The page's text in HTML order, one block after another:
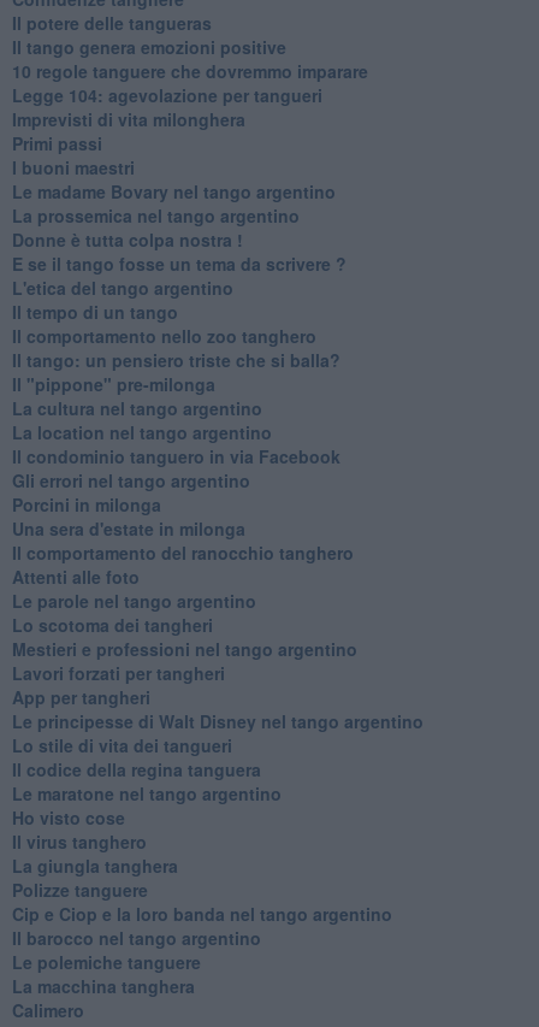
Il potere delle tangueras
Il tango genera emozioni positive
10 regole tanguere che dovremmo imparare
Legge 104: agevolazione per tangueri
Imprevisti di vita milonghera
Primi passi
I buoni maestri
Le madame Bovary nel tango argentino
La prossemica nel tango argentino
Donne è tutta colpa nostra !
E se il tango fosse un tema da scrivere ?
L'etica del tango argentino
Il tempo di un tango
Il comportamento nello zoo tanghero
Il tango: un pensiero triste che si balla?
Il "pippone" pre-milonga
La cultura nel tango argentino
La location nel tango argentino
Il condominio tanguero in via Facebook
Gli errori nel tango argentino
Porcini in milonga
Una sera d'estate in milonga
Il comportamento del ranocchio tanghero
Attenti alle foto
Le parole nel tango argentino
Lo scotoma dei tangheri
Mestieri e professioni nel tango argentino
Lavori forzati per tangheri
App per tangheri
Le principesse di Walt Disney nel tango argentino
Lo stile di vita dei tangueri
Il codice della regina tanguera
Le maratone nel tango argentino
Ho visto cose
Il virus tanghero
La giungla tanghera
Polizze tanguere
Cip e Ciop e la loro banda nel tango argentino
Il barocco nel tango argentino
Le polemiche tanguere
La macchina tanghera
Calimero